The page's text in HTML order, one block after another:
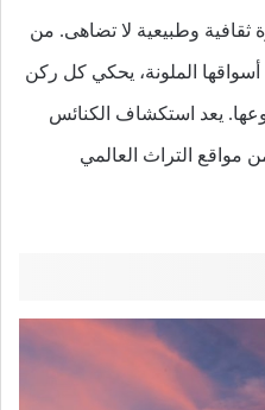
ثقافية وطبيعية لا تضاهى. من
الملونة، يحكي كل ركن
يعد استكشاف الكنائس
مواقع التراث العالمي